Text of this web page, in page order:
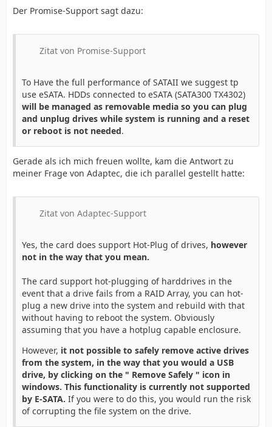
Der Promise-Support sagt dazu:
Zitat von Promise-Support
To Have the full performance of SATAII we suggest tp
use eSATA. HDDs connected to eSATA (SATA300 TX4302)
will be managed as removable media so you can plug
and unplug drives while system is running and a reset
or reboot is not needed.
Gerade als ich mich freuen wollte, kam die Antwort zu
meiner Frage von Adaptec, die ich parallel gestellt hatte:
Zitat von Adaptec-Support
Yes, the card does support Hot-Plug of drives, however
not in the way that you mean.
The card support hot-plugging of harddrives in the
event that a drive fails from a RAID Array, you can hot-
plug a new drive into the system and rebuild with that
without having to reboot the system. Obviously
assuming that you have a hotplug capable enclosure.
However, it not possible to safely remove active drives
from the system, in the way that you would a USB
drive, by clicking on the " Remove Safely " icon in
windows. This functionality is currently not supported
by E-SATA. If you were to do this, you would run the risk
of corrupting the file system on the drive.